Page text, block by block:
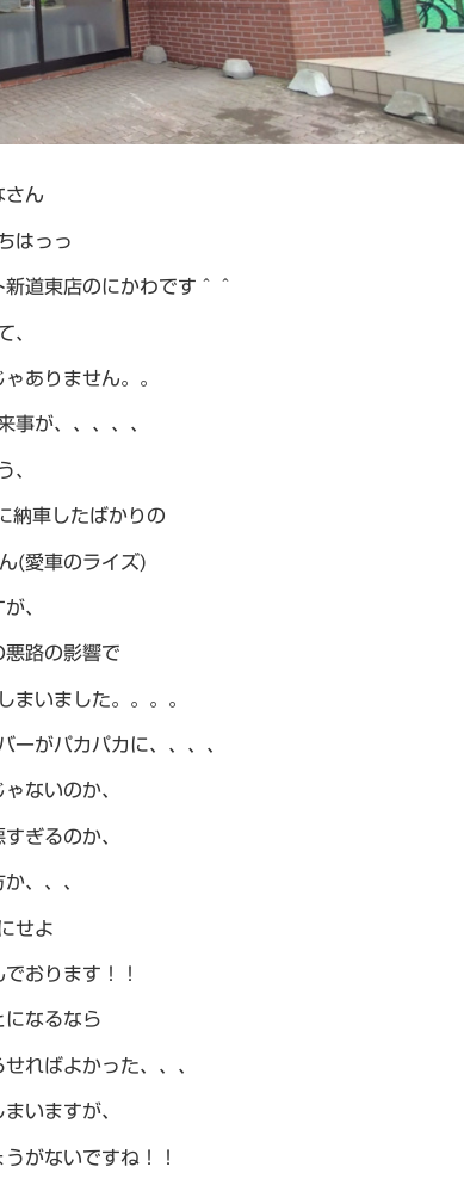
さん
はっっ
道東店のにかわです＾＾
、
ありません。。
事が、、、、、
、
納車したばかりの
(愛車のライズ)
、
路の影響で
まいました。。。。
ーがパカパカに、、、、
ないのか、
ぎるのか、
、、、
せよ
おります！！
になるなら
ればよかった、、、
いますが、
がないですね！！